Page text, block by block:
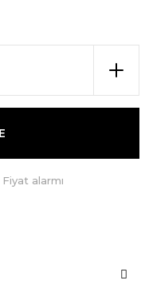
Fiyat alarmı